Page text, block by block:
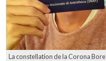
La constellation de la Corona